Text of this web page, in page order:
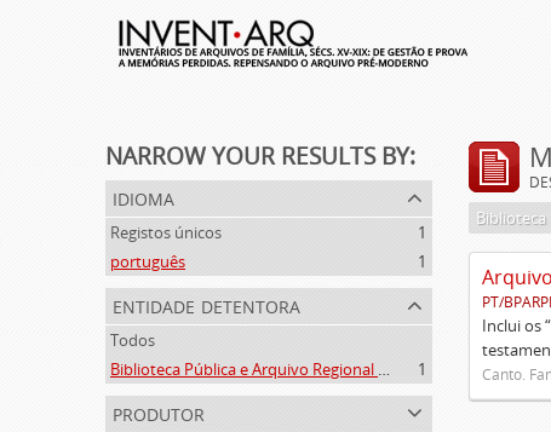
NARROW YOUR RESULTS BY:
idioma
Registos únicos
1
português
1
entidade detentora
Todos
Biblioteca Pública e Arquivo Regional de Ponta Delgada
1
produtor
PT/
Inclui os
Canto.